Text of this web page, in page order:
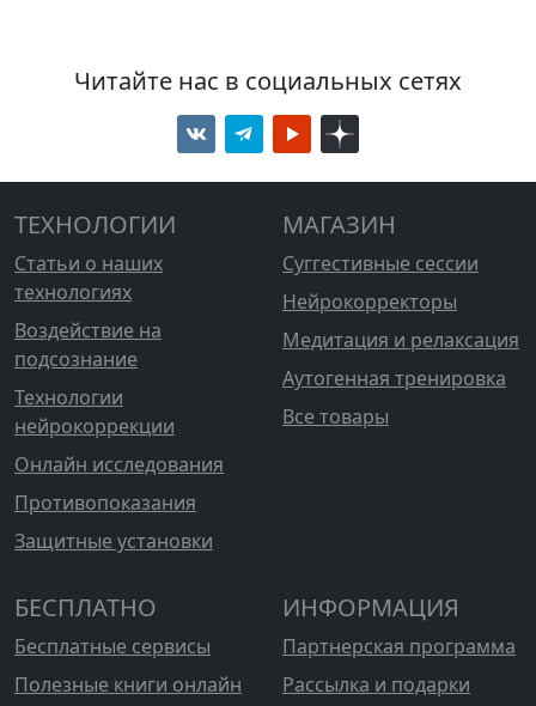
Читайте нас в социальных сетях
ТЕХНОЛОГИИ
Статьи о наших
технологиях
Воздействие на
подсознание
Технологии
нейрокоррекции
Онлайн исследования
Противопоказания
Защитные установки
МАГАЗИН
Суггестивные сессии
Нейрокорректоры
Медитация и релаксация
Аутогенная тренировка
Все товары
БЕСПЛАТНО
Бесплатные сервисы
Полезные книги онлайн
ИНФОРМАЦИЯ
Партнерская программа
Рассылка и подарки